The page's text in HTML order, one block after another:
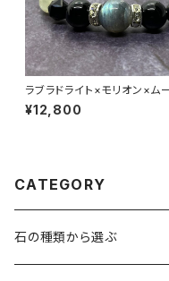
ラブラドライト×モリオン×ム
ストーン ブレスレット
¥12,800
CATEGORY
石の種類から選ぶ